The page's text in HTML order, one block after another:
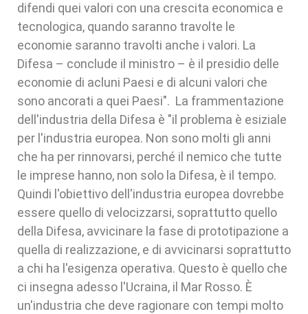
difendi quei valori con una crescita economica e
tecnologica, quando saranno travolte le
economie saranno travolti anche i valori. La
Difesa – conclude il ministro – è il presidio delle
economie di acluni Paesi e di alcuni valori che
sono ancorati a quei Paesi". La frammentazione
dell'industria della Difesa è "il problema è esiziale
per l'industria europea. Non sono molti gli anni
che ha per rinnovarsi, perché il nemico che tutte
le imprese hanno, non solo la Difesa, è il tempo.
Quindi l'obiettivo dell'industria europea dovrebbe
essere quello di velocizzarsi, soprattutto quello
della Difesa, avvicinare la fase di prototipazione a
quella di realizzazione, e di avvicinarsi soprattutto
a chi ha l'esigenza operativa. Questo è quello che
ci insegna adesso l'Ucraina, il Mar Rosso. È
un'industria che deve ragionare con tempi molto